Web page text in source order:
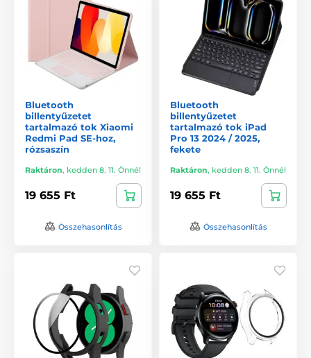
Bluetooth
billentyűzetet
tartalmazó tok Xiaomi
Redmi Pad SE-hoz,
rózsaszín
Raktáron, kedden 8. 11. Önnél
19 655 Ft
Összehasonlítás
Bluetooth
billentyűzetet
tartalmazó tok iPad
Pro 13 2024 / 2025,
fekete
Raktáron, kedden 8. 11. Önnél
19 655 Ft
Összehasonlítás